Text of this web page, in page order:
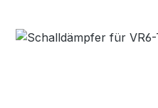
Bildergalerie überspringen